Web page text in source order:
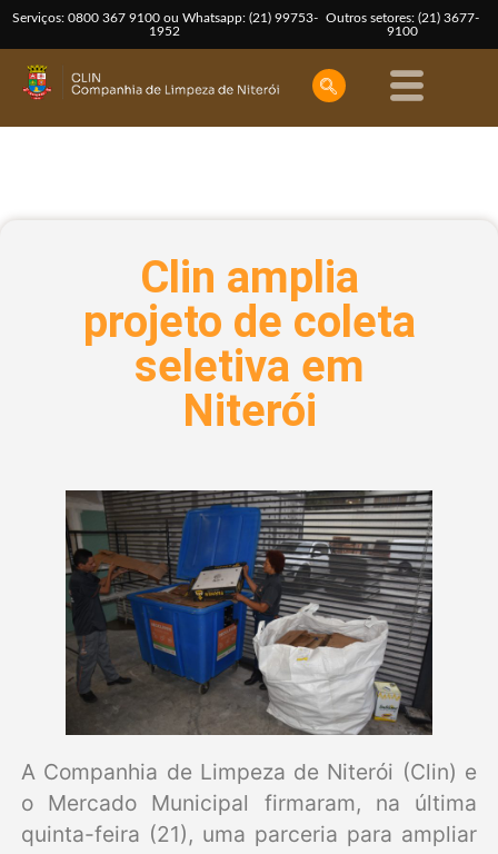
Serviços: 0800 367 9100 ou Whatsapp: (21) 99753-
1952
Outros setores: (21) 3677-
9100
Clin amplia
projeto de coleta
seletiva em
Niterói
A Companhia de Limpeza de Niterói (Clin) e
o Mercado Municipal firmaram, na última
quinta-feira (21), uma parceria para ampliar